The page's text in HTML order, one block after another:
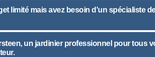
limité mais avez besoin d'un spécialiste
un jardinier professionnel pour tous